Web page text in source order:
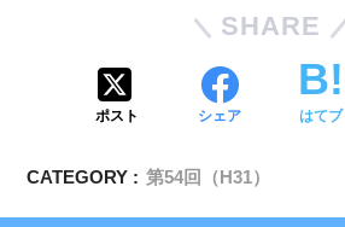
SHARE
ポスト シェア はてブ
CATEGORY : 第54回（H31）